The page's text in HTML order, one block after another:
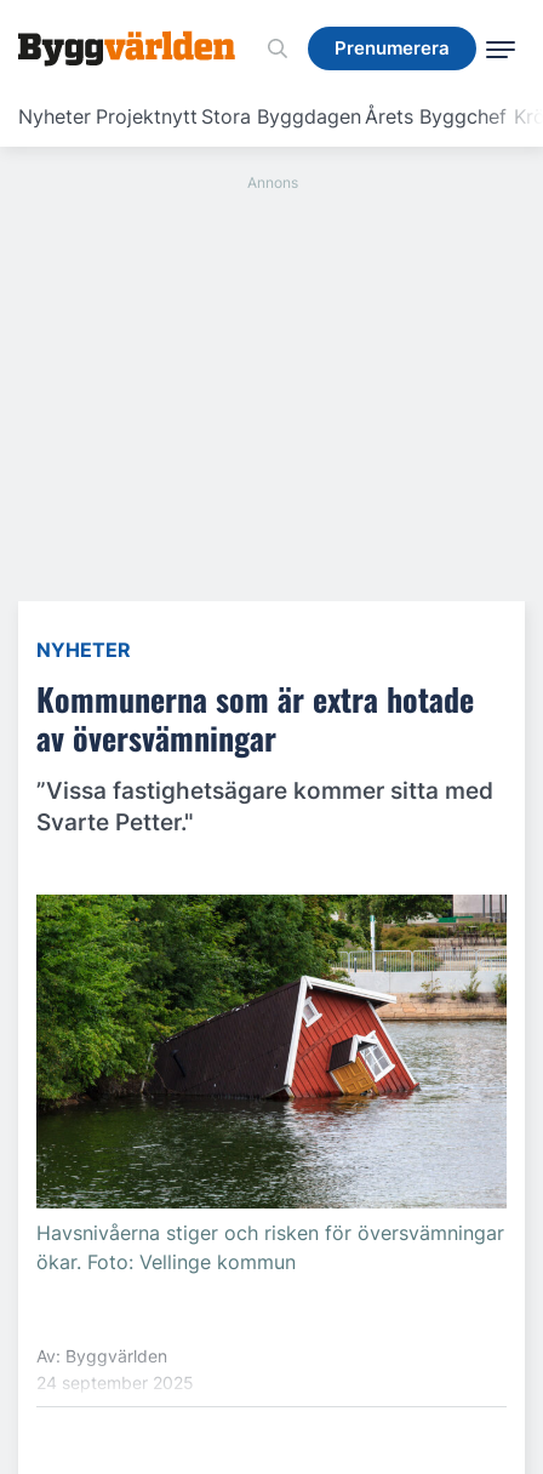
Prenumerera
Nyheter Projektnytt Stora ByggdagenÅrets Byggchef
Prenumerera
NYHETER
Kommunerna som är extra hotade
av översvämningar
”Vissa fastighetsägare kommer sitta med
Svarte Petter."
Havsnivåerna stiger och risken för översvämningar
ökar. Foto: Vellinge kommun
Av: Byggvärlden
24 september 2025